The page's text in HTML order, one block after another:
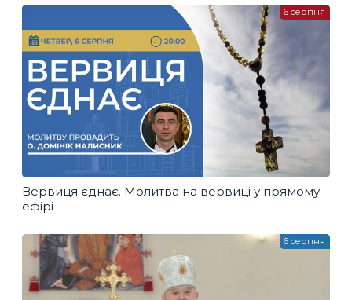
Вервиця єднає. Молитва на вервиці у прямому
ефірі
6 серпня
6 серпня